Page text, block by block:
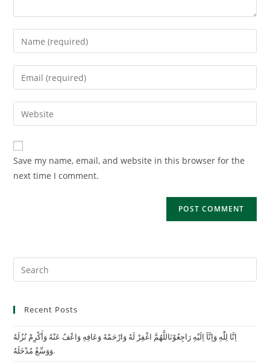
Enter
your
name
comment
Enter
your
email
address
comment
Enter
your
website
URL
(optional)
Save my name, email, and website in this browser for the
next time I comment.
Recent Posts
اِنَّا لِلّٰهِ وَاِنَّآ اِلَيْهِ رَاجِعُوْنَاللَّهُمَّ اغْفِرْ لَهُ وَارْحَمْهُ وَعَافِهِ وَاعْفُ عَنْهُ وَأَكْرِمْ نُزُلَهُ
وَوَسِّعْ مُدْخَلَهُ.